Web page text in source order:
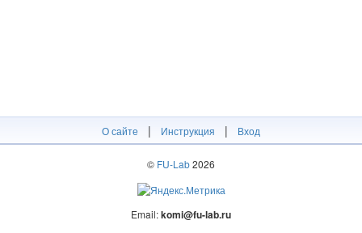
О сайте | Инструкция | Вход
© FU-Lab2026
Email:komi@fu-lab.ru